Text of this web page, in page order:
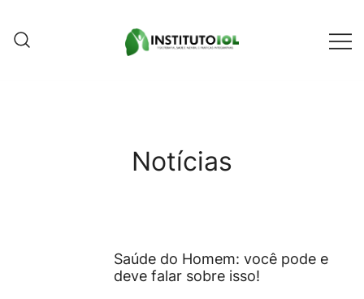
para
conteúdo
Notícias
Saúde do Homem: você pode e
deve falar sobre isso!